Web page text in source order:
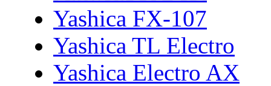
Yashica FX-107
Yashica TL Electro
Yashica Electro AX